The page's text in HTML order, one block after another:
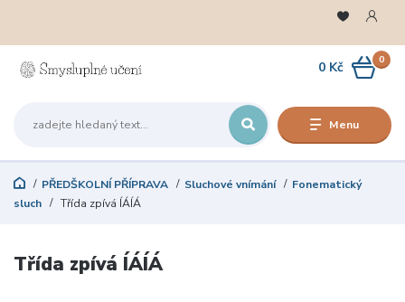
Menu
0
0 Kč
PŘEDŠKOLNÍ PŘÍPRAVA Sluchové vnímání
Fonematický
sluch
Třída zpívá ÍÁÍÁ
Třída zpívá ÍÁÍÁ